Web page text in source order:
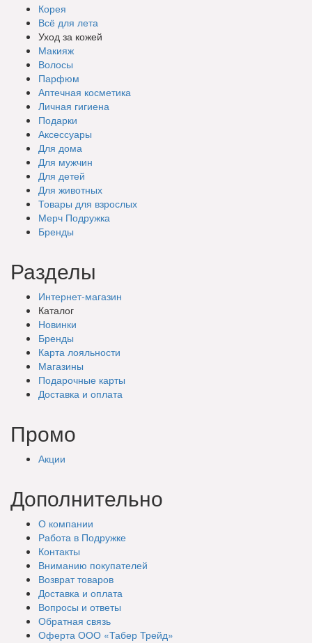
Корея
Всё для лета
Уход за кожей
Макияж
Волосы
Парфюм
Аптечная косметика
Личная гигиена
Подарки
Аксессуары
Для дома
Для мужчин
Для детей
Для животных
Товары для взрослых
Мерч Подружка
Бренды
Разделы
Интернет-магазин
Каталог
Новинки
Бренды
Карта лояльности
Магазины
Подарочные карты
Доставка и оплата
Промо
Акции
Дополнительно
О компании
Работа в Подружке
Контакты
Вниманию покупателей
Возврат товаров
Доставка и оплата
Вопросы и ответы
Обратная связь
Оферта ООО «Табер Трейд»